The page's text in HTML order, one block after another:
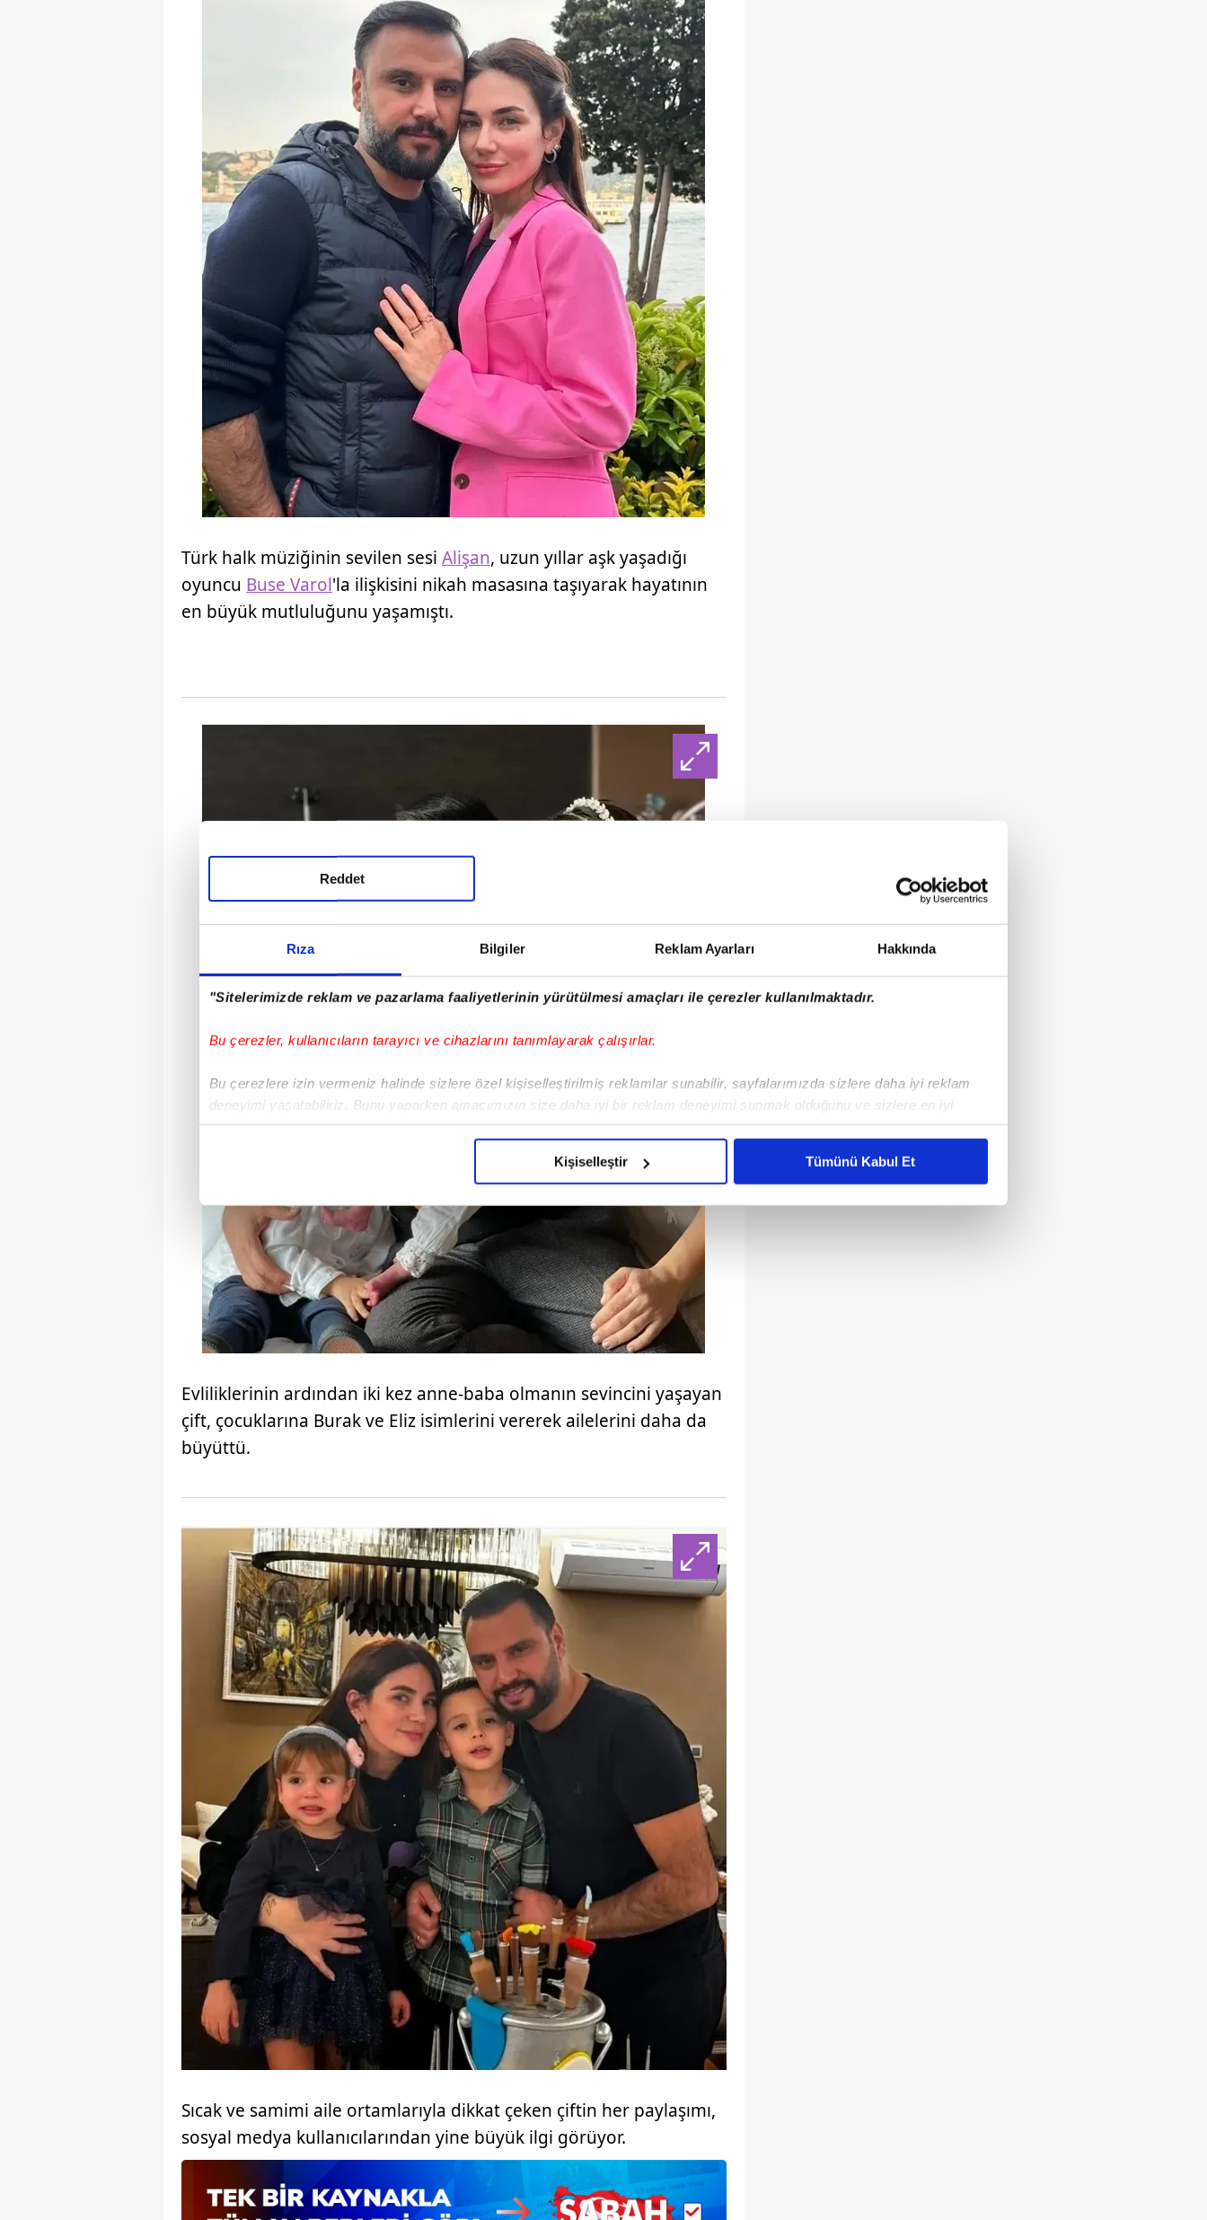
Rıza Bilgiler Reklam Ayarları Hakkında
"Sitelerimizde reklam ve pazarlama faaliyetlerinin yürütülmesi amaçları ile çerezler kullanılmaktadır.
Bu çerezler, kullanıcıların tarayıcı ve cihazlarını tanımlayarak çalışırlar.
Bu çerezlere izin vermeniz halinde sizlere özel kişiselleştirilmiş reklamlar sunabilir, sayfalarımızda sizlere daha iyi reklam
deneyimi yaşatabiliriz. Bunu yaparken amacımızın size daha iyi bir reklam deneyimi sunmak olduğunu ve sizlere en iyi
içerikleri sunabilmek adına elimizden gelen çabayı gösterdiğimizi ve bu noktada, reklamların maliyetlerimizi karşılamak
Sizlere daha iyi bir hizmet sunabilmek için İnternet Sitemizde kendimize ve üçüncü kişilere ait çerezler kullanılmaktadır. Bu
çerezler vasıtasıyla çeşitli kişisel verileriniz işlenmekte olup gerekli olan çerezler bilgi toplumu hizmetlerinin sunulması
amacıyla kullanılmaktadır. Diğer çerezler, sitemizin daha işlevsel kılınması ve kişiselleştirilmesi ve sizlere yönelik
reklam/pazarlama faaliyetlerinin yapılması, amaçlarıyla sınırlı olarak açık rızanız dahilinde kullanılacaktır.
Çerezlere ilişkin tercihlerinizi aşağıda yer alan panel vasıtasıyla belirleyebilirsiniz. Çerezlere ilişkin detaylı bilgi için Ayarlar
6698 sayılı Kişisel Verilerin Korunması Kanunu uyarınca hazırlanmış Aydınlatma Metnimizi okumak ve sitemizde ilgili
mevzuata uygun olarak kullanılan çerezlerle ilgili bilgi almak için lütfentıklayınız
Reddet
Kişiselleştir Tümünü Kabul Et
Türk halk müziğinin sevilen sesi Alişan, uzun yıllar aşk yaşadığı
oyuncu Buse Varol'la ilişkisini nikah masasına taşıyarak hayatının
en büyük mutluluğunu yaşamıştı.
Evliliklerinin ardından iki kez anne-baba olmanın sevincini yaşayan
çift, çocuklarına Burak ve Eliz isimlerini vererek ailelerini daha da
büyüttü.
Sıcak ve samimi aile ortamlarıyla dikkat çeken çiftin her paylaşımı,
sosyal medya kullanıcılarından yine büyük ilgi görüyor.